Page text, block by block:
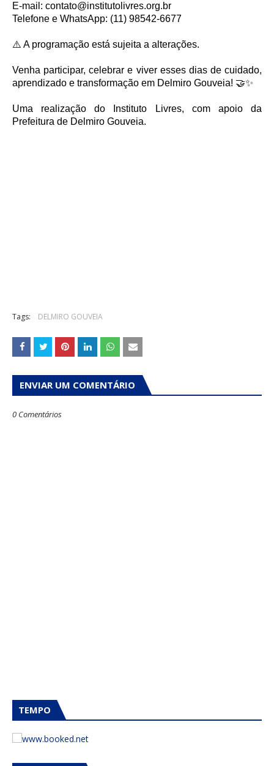
E-mail: contato@institutolivres.org.br
Telefone e WhatsApp: (11) 98542-6677
⚠️ A programação está sujeita a alterações.
Venha participar, celebrar e viver esses dias de cuidado,
aprendizado e transformação em Delmiro Gouveia! 🤝✨
Uma realização do Instituto Livres, com apoio da
Prefeitura de Delmiro Gouveia.
Tags: DELMIRO GOUVEIA
ENVIAR UM COMENTÁRIO
0 Comentários
TEMPO